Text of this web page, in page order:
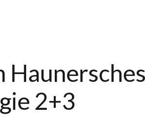
2+3